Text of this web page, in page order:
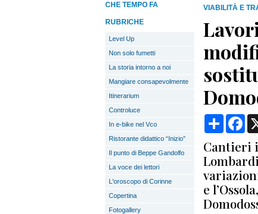
CHE TEMPO FA
RUBRICHE
Level Up
Non solo fumetti
La storia intorno a noi
Mangiare consapevolmente
Itinerarium
Controluce
In e-bike nel Vco
Ristorante didattico “Inizio”
Il punto di Beppe Gandolfo
La voce dei lettori
L'oroscopo di Corinne
Copertina
Fotogallery
VIABILITÀ E
Cantieri
e